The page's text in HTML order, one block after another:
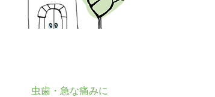
虫歯・急な痛みに